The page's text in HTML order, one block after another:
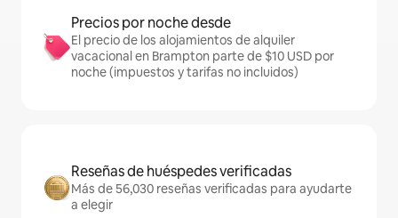
Precios por noche desde
El precio de los alojamientos de alquiler
vacacional en Brampton parte de $10 USD por
noche (impuestos y tarifas no incluidos)
Reseñas de huéspedes verificadas
Más de 56,030 reseñas verificadas para ayudarte
a elegir